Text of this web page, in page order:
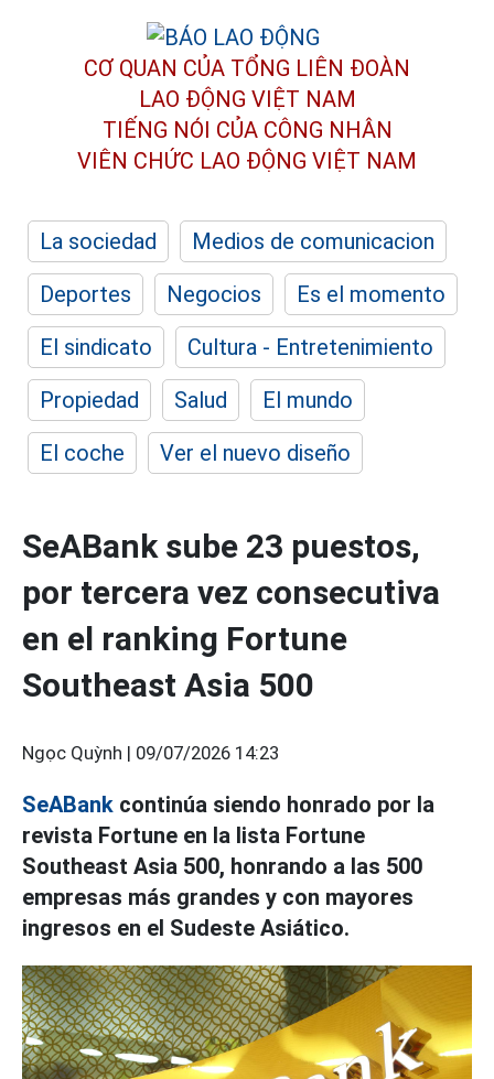
CƠ QUAN CỦA TỔNG LIÊN ĐOÀN
LAO ĐỘNG VIỆT NAM
TIẾNG NÓI CỦA CÔNG NHÂN
VIÊN CHỨC LAO ĐỘNG VIỆT NAM
La sociedad
Medios de comunicacion
Deportes
Negocios
Es el momento
El sindicato
Cultura - Entretenimiento
Propiedad
Salud
El mundo
El coche
Ver el nuevo diseño
SeABank sube 23 puestos,
por tercera vez consecutiva
en el ranking Fortune
Southeast Asia 500
Ngọc Quỳnh | 09/07/2026 14:23
SeABank continúa siendo honrado por la
revista Fortune en la lista Fortune
Southeast Asia 500, honrando a las 500
empresas más grandes y con mayores
ingresos en el Sudeste Asiático.